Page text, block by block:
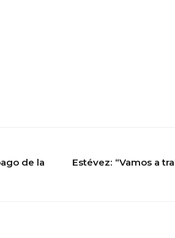
de la
Estévez: “Vamos a